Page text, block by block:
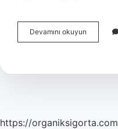
Devamını okuyun
Nedir
https://organiksigorta.com